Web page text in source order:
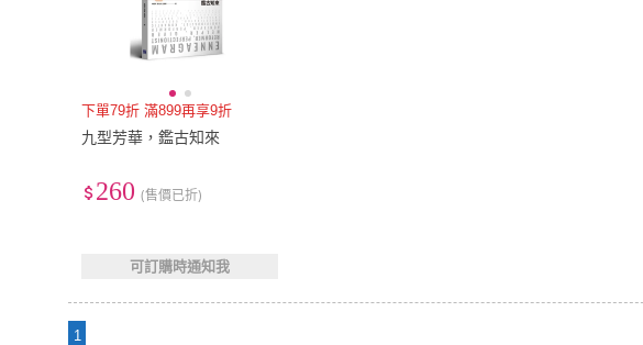
下單79折 滿899再享9折
九型芳華，鑑古知來
260 (售價已折)
可訂購時通知我
1